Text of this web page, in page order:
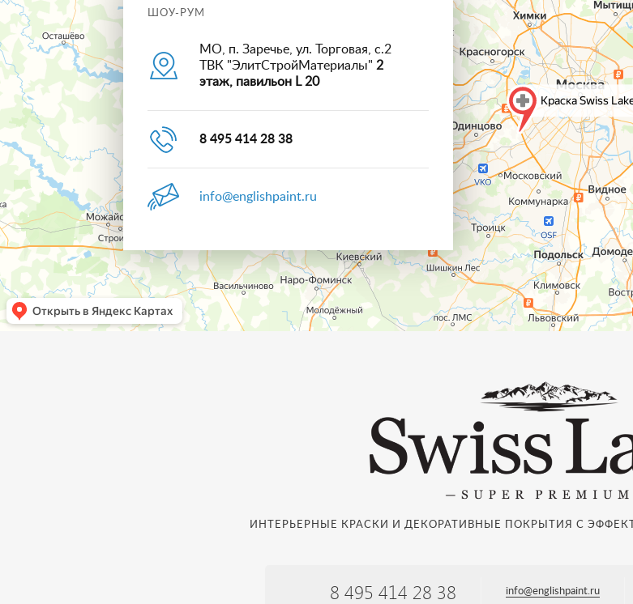
ШОУ-РУМ
МО, п. Заречье, ул. Торговая, с.2
ТВК "ЭлитСтройМатериалы" 2
этаж, павильон L 20
8 495 414 28 38
info@englishpaint.ru
ИНТЕРЬЕРНЫЕ КРАСКИ И ДЕКОРАТИВНЫЕ ПОКРЫТИЯ С
8 495 414 28 38 info@englishpaint.ru